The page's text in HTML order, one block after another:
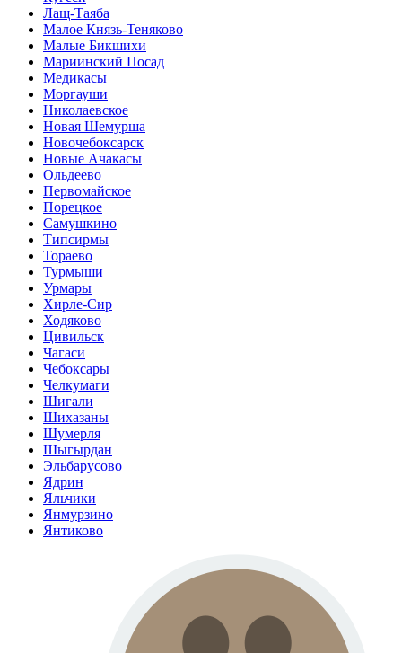
Лащ-Таяба
Малое Князь-Теняково
Малые Бикшихи
Мариинский Посад
Медикасы
Моргауши
Николаевское
Новая Шемурша
Новочебоксарск
Новые Ачакасы
Ольдеево
Первомайское
Порецкое
Самушкино
Типсирмы
Тораево
Турмыши
Урмары
Хирле-Сир
Ходяково
Цивильск
Чагаси
Чебоксары
Челкумаги
Шигали
Шихазаны
Шумерля
Шыгырдан
Эльбарусово
Ядрин
Яльчики
Янмурзино
Янтиково